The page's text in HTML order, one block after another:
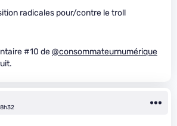
radicales pour/contre le troll
#10 de@consommateurnumérique